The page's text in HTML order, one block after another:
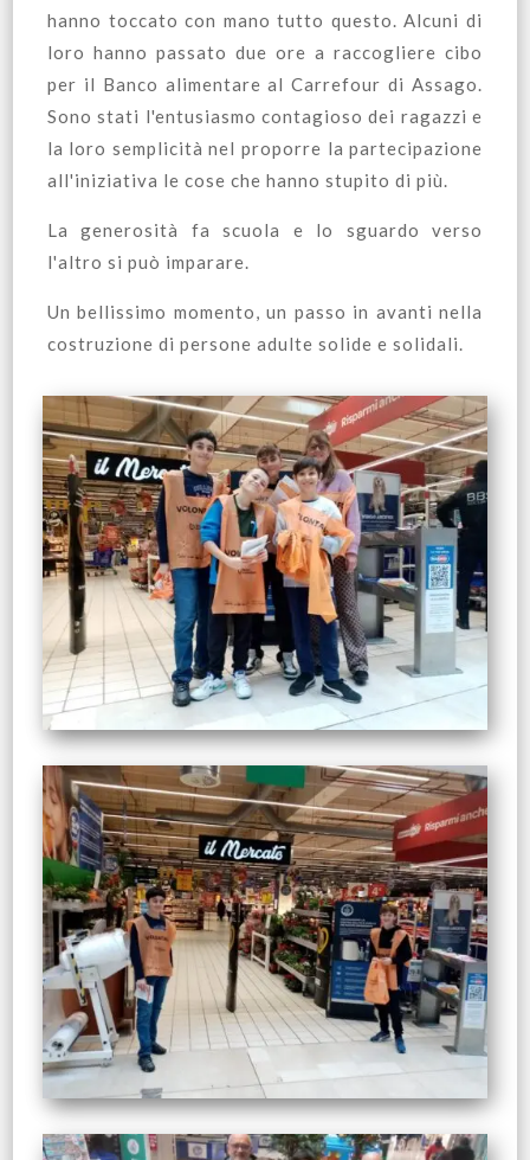
hanno toccato con mano tutto questo. Alcuni di
loro hanno passato due ore a raccogliere cibo
per il Banco alimentare al Carrefour di Assago.
Sono stati l'entusiasmo contagioso dei ragazzi e
la loro semplicità nel proporre la partecipazione
all'iniziativa le cose che hanno stupito di più.
La generosità fa scuola e lo sguardo verso
l'altro si può imparare.
Un bellissimo momento, un passo in avanti nella
costruzione di persone adulte solide e solidali.